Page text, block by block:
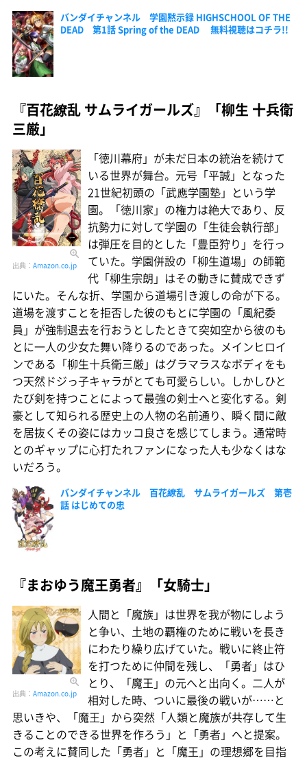
バンダイチャンネル 学園黙示録 HIGHSCHOOL OF THE
DEAD 第1話 Spring of the DEAD 無料視聴はコチラ!!
『百花繚乱 サムライガールズ』「柳生 十兵衛
三厳」
出典： Amazon.co.jp
「徳川幕府」が未だ日本の統治を続けて
いる世界が舞台。元号「平誠」となった
21世紀初頭の「武應学園塾」という学
園。「徳川家」の権力は絶大であり、反
抗勢力に対して学園の「生徒会執行部」
は弾圧を目的とした「豊臣狩り」を行っ
ていた。学園併設の「柳生道場」の師範
代「柳生宗朗」はその動きに賛成できず
にいた。そんな折、学園から道場引き渡しの命が下る。
道場を渡すことを拒否した彼のもとに学園の「風紀委
員」が強制退去を行おうとしたときて突如空から彼のも
とに一人の少女た舞い降りるのであった。メインヒロイ
ンである「柳生十兵衛三厳」はグラマラスなボディをも
つ天然ドジっ子キャラがとても可愛らしい。しかしひと
たび剣を持つことによって最強の剣士へと変化する。剣
豪として知られる歴史上の人物の名前通り、瞬く間に敵
を居抜くその姿にはカッコ良さを感じてしまう。通常時
とのギャップに心打たれファンになった人も少なくはな
いだろう。
バンダイチャンネル 百花繚乱 サムライガールズ 第壱
話 はじめての忠
『まおゆう魔王勇者』「女騎士」
出典： Amazon.co.jp
人間と「魔族」は世界を我が物にしよう
と争い、土地の覇権のために戦いを長き
にわたり繰り広げていた。戦いに終止符
を打つために仲間を残し、「勇者」はひ
とり、「魔王」の元へと出向く。二人が
相対した時、ついに最後の戦いが……と
思いきや、「魔王」から突然「人類と魔族が共存して生
きることのできる世界を作ろう」と「勇者」へと提案。
この考えに賛同した「勇者」と「魔王」の理想郷を目指